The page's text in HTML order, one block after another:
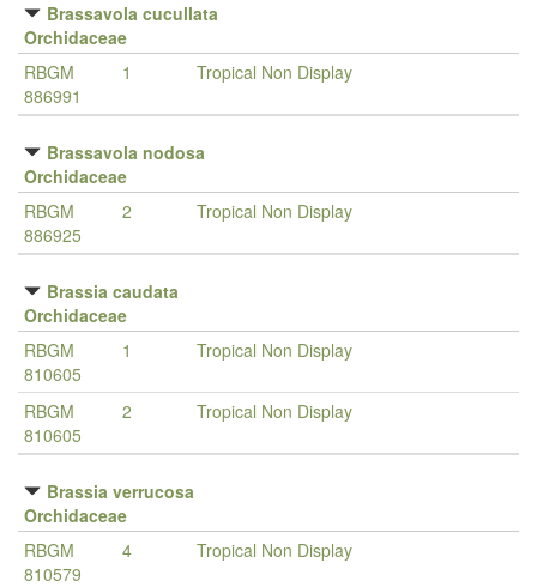
Brassavola cucullata
Orchidaceae
RBGM
886991
1 Tropical Non Display
Brassavola nodosa
Orchidaceae
RBGM
886925
2 Tropical Non Display
Brassia caudata
Orchidaceae
RBGM
810605
1 Tropical Non Display
RBGM
810605
2 Tropical Non Display
Brassia verrucosa
Orchidaceae
RBGM
810579
4 Tropical Non Display